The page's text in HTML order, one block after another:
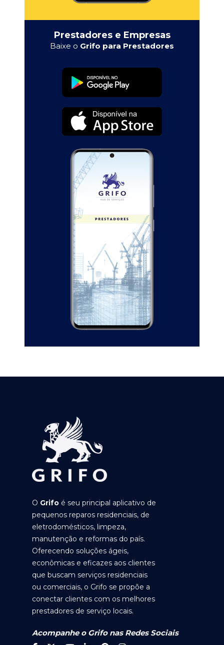
Prestadores e Empresas
Baixe o Grifo para Prestadores
O Grifo é seu principal aplicativo de
pequenos reparos residenciais, de
eletrodomésticos, limpeza,
manutenção e reformas do país.
Oferecendo soluções ágeis,
econômicas e eficazes aos clientes
que buscam serviços residenciais
ou comerciais, o Grifo se propõe a
conectar clientes com os melhores
prestadores de serviço locais.
Acompanhe o Grifo nas Redes Sociais